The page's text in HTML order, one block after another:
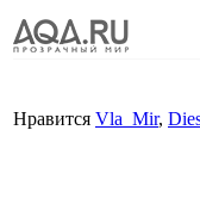
Нравится Vla_Mir,